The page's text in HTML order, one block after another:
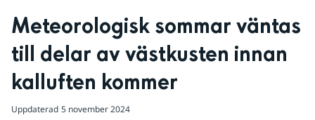
Meteorologisk sommar väntas
till delar av västkusten innan
kalluften kommer
Uppdaterad 5 november 2024